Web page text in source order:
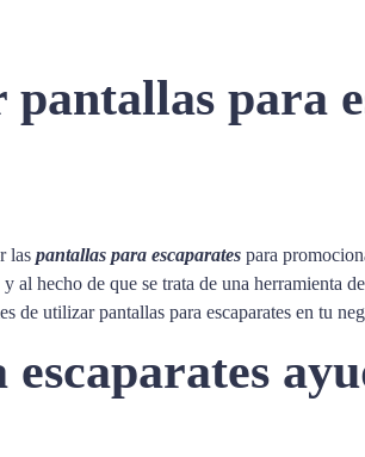
para
las pantallas para escaparates para
al hecho de que se trata de una herramienta de
de utilizar pantallas para escaparates en tu